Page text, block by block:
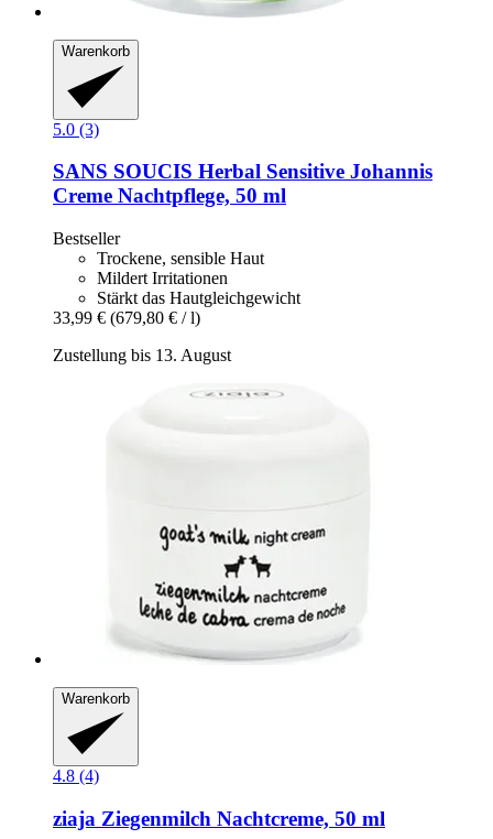
Warenkorb
5.0 (3)
SANS SOUCIS Herbal Sensitive Johannis
Creme Nachtpflege, 50 ml
Bestseller
Trockene, sensible Haut
Mildert Irritationen
Stärkt das Hautgleichgewicht
33,99 € (679,80 € / l)
Zustellung bis 13. August
Warenkorb
4.8 (4)
ziaja Ziegenmilch Nachtcreme, 50 ml